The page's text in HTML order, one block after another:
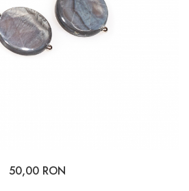
50,00 RON